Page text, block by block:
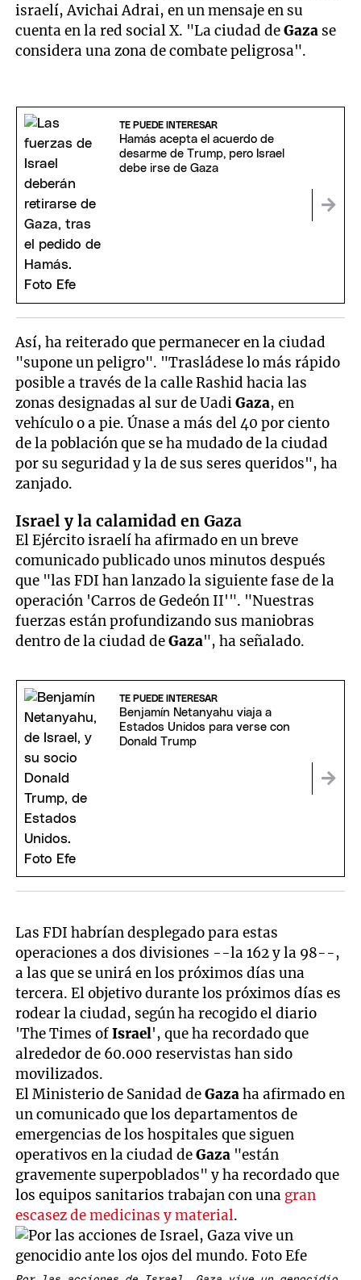
israelí, Avichai Adrai, en un mensaje en su
cuenta en la red social X. "La ciudad deGaza se
considera una zona de combate peligrosa".
TE PUEDE INTERESAR
Hamás acepta el acuerdo de
desarme de Trump, pero Israel
debe irse de Gaza
Así, ha reiterado que permanecer en la ciudad
"supone un peligro". "Trasládese lo más rápido
posible a través de la calle Rashid hacia las
zonas designadas al sur de UadiGaza, en
vehículo o a pie. Únase a más del 40 por ciento
de la población que se ha mudado de la ciudad
por su seguridad y la de sus seres queridos", ha
zanjado.
Israel y la calamidad en Gaza
El Ejército israelí ha afirmado en un breve
comunicado publicado unos minutos después
que "las FDI han lanzado la siguiente fase de la
operación 'Carros de Gedeón II'". "Nuestras
fuerzas están profundizando sus maniobras
dentro de la ciudad deGaza", ha señalado.
TE PUEDE INTERESAR
Benjamín Netanyahu viaja a
Estados Unidos para verse con
Donald Trump
Las FDI habrían desplegado para estas
operaciones a dos divisiones --la 162 y la 98--,
a las que se unirá en los próximos días una
tercera. El objetivo durante los próximos días es
rodear la ciudad, según ha recogido el diario
'The Times ofIsrael', que ha recordado que
alrededor de 60.000 reservistas han sido
movilizados.
El Ministerio de Sanidad deGazaha afirmado en
un comunicado que los departamentos de
emergencias de los hospitales que siguen
operativos en la ciudad deGaza "están
gravemente superpoblados" y ha recordado que
los equipos sanitarios trabajan con una gran
escasez de medicinas y material.